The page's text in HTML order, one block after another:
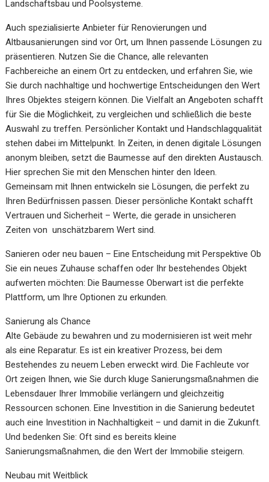
Landschaftsbau und Poolsysteme.
Auch spezialisierte Anbieter für Renovierungen und
Altbausanierungen sind vor Ort, um Ihnen passende Lösungen zu
präsentieren. Nutzen Sie die Chance, alle relevanten
Fachbereiche an einem Ort zu entdecken, und erfahren Sie, wie
Sie durch nachhaltige und hochwertige Entscheidungen den Wert
Ihres Objektes steigern können. Die Vielfalt an Angeboten schafft
für Sie die Möglichkeit, zu vergleichen und schließlich die beste
Auswahl zu treffen. Persönlicher Kontakt und Handschlagqualität
stehen dabei im Mittelpunkt. In Zeiten, in denen digitale Lösungen
anonym bleiben, setzt die Baumesse auf den direkten Austausch.
Hier sprechen Sie mit den Menschen hinter den Ideen.
Gemeinsam mit Ihnen entwickeln sie Lösungen, die perfekt zu
Ihren Bedürfnissen passen. Dieser persönliche Kontakt schafft
Vertrauen und Sicherheit – Werte, die gerade in unsicheren
Zeiten von unschätzbarem Wert sind.
Sanieren oder neu bauen – Eine Entscheidung mit Perspektive Ob
Sie ein neues Zuhause schaffen oder Ihr bestehendes Objekt
aufwerten möchten: Die Baumesse Oberwart ist die perfekte
Plattform, um Ihre Optionen zu erkunden.
Sanierung als Chance
Alte Gebäude zu bewahren und zu modernisieren ist weit mehr
als eine Reparatur. Es ist ein kreativer Prozess, bei dem
Bestehendes zu neuem Leben erweckt wird. Die Fachleute vor
Ort zeigen Ihnen, wie Sie durch kluge Sanierungsmaßnahmen die
Lebensdauer Ihrer Immobilie verlängern und gleichzeitig
Ressourcen schonen. Eine Investition in die Sanierung bedeutet
auch eine Investition in Nachhaltigkeit – und damit in die Zukunft.
Und bedenken Sie: Oft sind es bereits kleine
Sanierungsmaßnahmen, die den Wert der Immobilie steigern.
Neubau mit Weitblick